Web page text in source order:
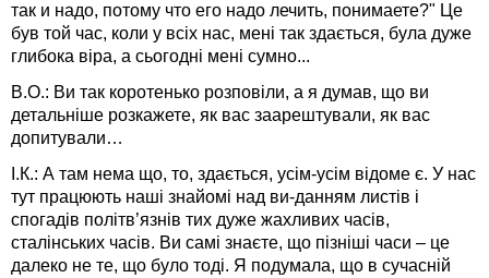
так и надо, потому что его надо лечить, понимаете?" Це
був той час, коли у всіх нас, мені так здається, була дуже
глибока віра, а сьогодні мені сумно...
В.О.: Ви так коротенько розповіли, а я думав, що ви
детальніше розкажете, як вас заарештували, як вас
допитували…
І.К.: А там нема що, то, здається, усім-усім відоме є. У нас
тут працюють наші знайомі над ви-данням листів і
спогадів політв’язнів тих дуже жахливих часів,
сталінських часів. Ви самі знаєте, що пізніші часи – це
далеко не те, що було тоді. Я подумала, що в сучасній